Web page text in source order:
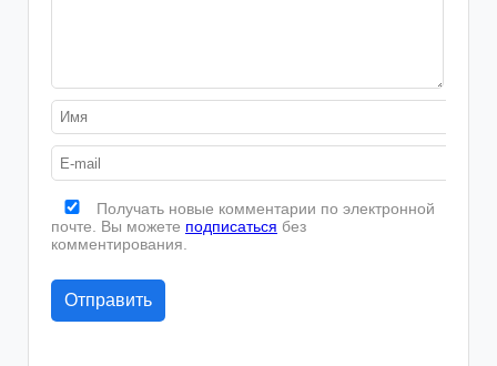
Получать новые комментарии по электронной
почте. Вы можете подписаться без
комментирования.